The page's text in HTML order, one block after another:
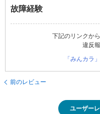
故障経験
下記のリンクか
違反
「みんカラ
前のレビュー
ユーザー